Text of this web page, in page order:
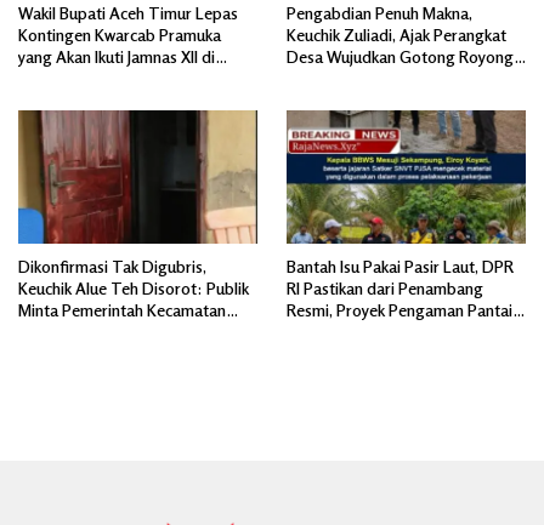
Wakil Bupati Aceh Timur Lepas
Kontingen Kwarcab Pramuka
yang Akan Ikuti Jamnas XII di
Pengabdian Penuh Makna,
Keuchik Zuliadi, Ajak Perangkat
Desa Wujudkan Gotong Royong,
Dikonfirmasi Tak Digubris,
Keuchik Alue Teh Disorot: Publik
Minta Pemerintah Kecamatan
Bantah Isu Pakai Pasir Laut, DPR
RI Pastikan dari Penambang
Resmi, Proyek Pengaman Pantai